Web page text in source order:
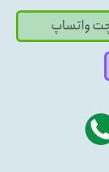
واتساپ